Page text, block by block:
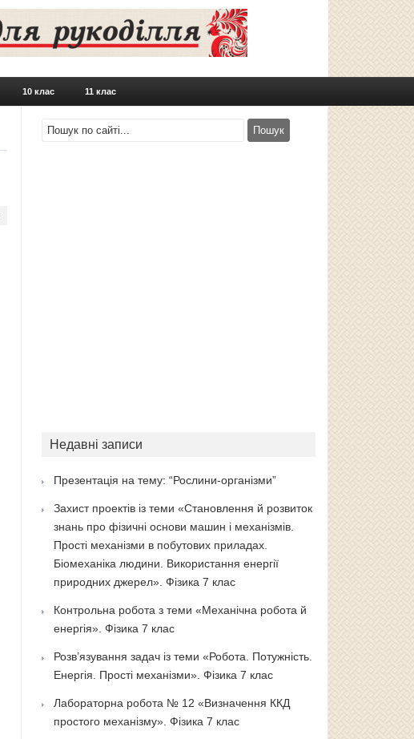
10 клас 11 клас
Недавні записи
Презентація на тему: “Рослини-організми”
Захист проектів із теми «Становлення й розвиток
знань про фізичні основи машин і механізмів.
Прості механізми в побутових приладах.
Біомеханіка людини. Використання енергії
природних джерел». Фізика 7 клас
Контрольна робота з теми «Механічна робота й
енергія». Фізика 7 клас
Розв’язування задач із теми «Робота. Потужність.
Енергія. Прості механізми». Фізика 7 клас
Лабораторна робота № 12 «Визначення ККД
простого механізму». Фізика 7 клас